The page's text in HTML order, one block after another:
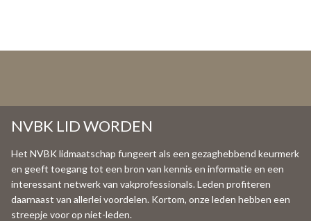
NVBK LID WORDEN
Het NVBK lidmaatschap fungeert als een gezaghebbend keurmerk
en geeft toegang tot een bron van kennis en informatie en een
interessant netwerk van vakprofessionals. Leden profiteren
daarnaast van allerlei voordelen. Kortom, onze leden hebben een
streepje voor op niet-leden.